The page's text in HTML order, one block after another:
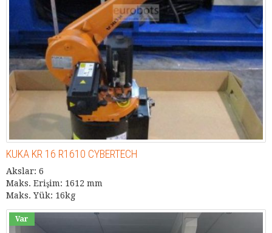
KUKA KR 16 R1610 CYBERTECH
Akslar: 6
Maks. Erişim: 1612 mm
Maks. Yük: 16kg
Var